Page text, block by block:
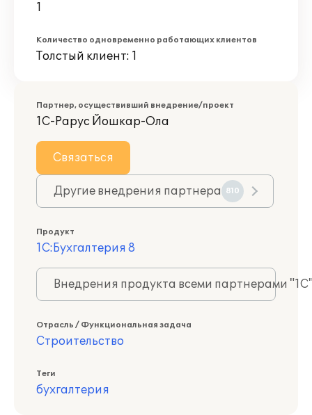
1
Количество одновременно работающих клиентов
Толстый клиент: 1
Партнер, осуществивший внедрение/проект
1С-Рарус Йошкар-Ола
Связаться
Другие внедрения партнера 810
Продукт
1С:Бухгалтерия 8
Внедрения продукта всеми партнерами
Отрасль / Функциональная задача
Строительство
Теги
бухгалтерия